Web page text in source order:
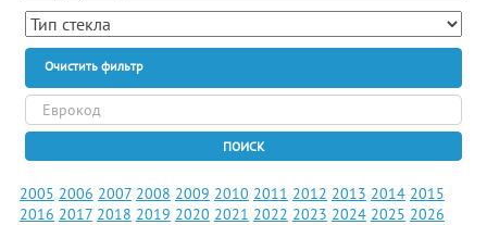
Очистить фильтр
ПОИСК
2005 2006 2007 2008 2009 2010 2011 2012 2013 2014 2015
2016 2017 2018 2019 2020 2021 2022 2023 2024 2025 2026